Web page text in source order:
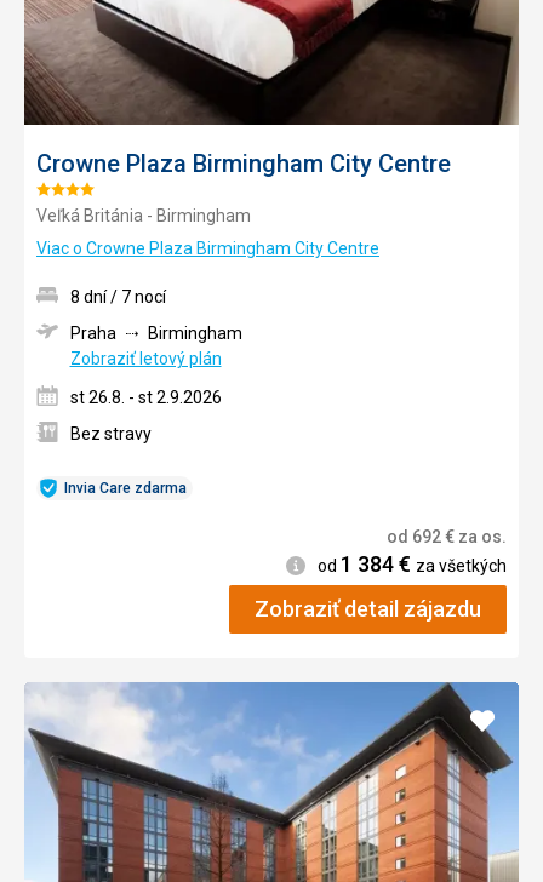
Crowne Plaza Birmingham City Centre
Hodnotenie:
4/5
Veľká Británia - Birmingham
Viac o Crowne Plaza Birmingham City Centre
Invia Care zdarma
8 dní / 7 nocí
Praha
Birmingham
Zobraziť letový plán
st 26.8. - st 2.9.2026
Bez stravy
od 692€ za os.
Informácie
od 1 384€ za všetkých
Zobraziť detail zájazdu
Pridať